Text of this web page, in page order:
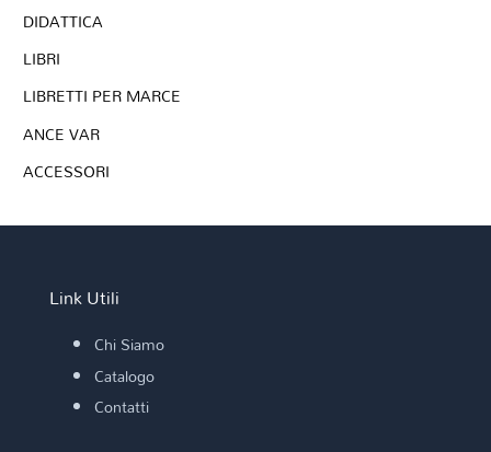
DIDATTICA
LIBRI
LIBRETTI PER MARCE
ANCE VAR
ACCESSORI
Link Utili
Chi Siamo
Catalogo
Contatti